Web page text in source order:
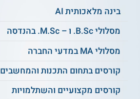
בינה מלאכותית AI
מסלולי B.Sc. ו – M.Sc. בהנדסה
מסלולי MA במדעי החברה
קורסים בתחום התכנות והמחשבים
קורסים מקצועיים והשתלמויות